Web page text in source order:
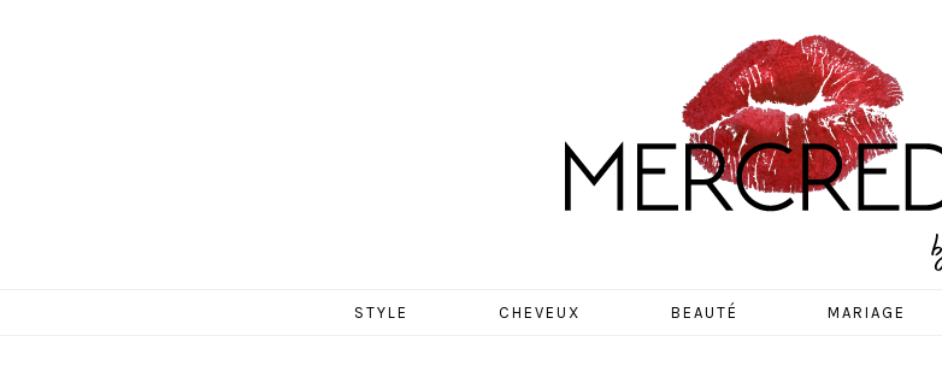
MERCREDIE
STYLE CHEVEUX BEAUTÉ MARIAGE